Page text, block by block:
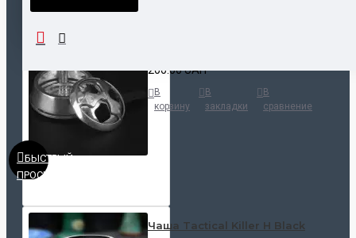
БЫСТРЫЙ
ПРОСМОТР
200.00 UAH
В
корзину
В
закладки
В
сравнение
Чаша Tactical Killer H Black